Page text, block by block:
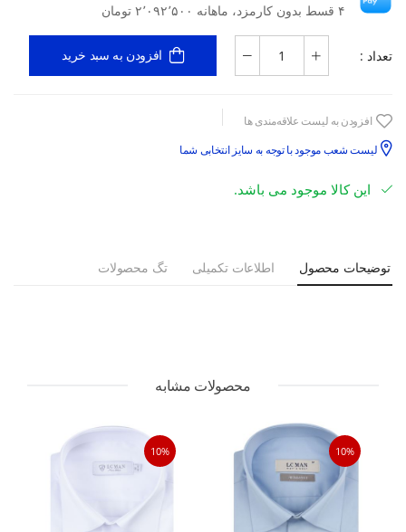
۴ قسط بدون کارمزد، ماهانه ۲٬۰۹۲٬۵۰۰ تومان
تعداد : افزودن به سبد خرید
افزودن به لیست علاقه‌مندی ها
لیست شعب موجود با توجه به سایز انتخابی شما
این کالا موجود می باشد.
توضیحات محصول اطلاعات تکمیلی تگ محصولات
محصولات مشابه
10%
10%